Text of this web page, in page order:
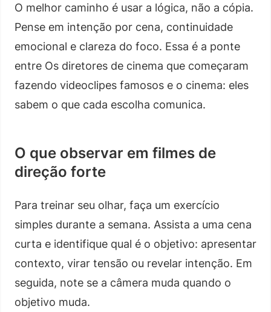
O melhor caminho é usar a lógica, não a cópia.
Pense em intenção por cena, continuidade
emocional e clareza do foco. Essa é a ponte
entre Os diretores de cinema que começaram
fazendo videoclipes famosos e o cinema: eles
sabem o que cada escolha comunica.
O que observar em filmes de
direção forte
Para treinar seu olhar, faça um exercício
simples durante a semana. Assista a uma cena
curta e identifique qual é o objetivo: apresentar
contexto, virar tensão ou revelar intenção. Em
seguida, note se a câmera muda quando o
objetivo muda.